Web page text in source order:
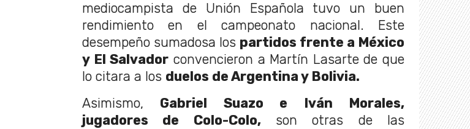
mediocampista de Unión Española tuvo un buen
rendimiento en el campeonato nacional. Este
desempeño sumadosa los partidos frente a México
y El Salvador convencieron a Martín Lasarte de que
lo citara a los duelos de Argentina y Bolivia.
Asimismo, Gabriel Suazo e Iván Morales,
jugadores de Colo-Colo,son otras de las